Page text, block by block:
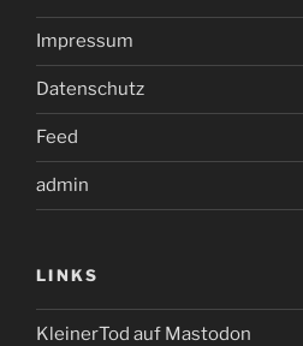
Impressum
Datenschutz
Feed
admin
LINKS
KleinerTod auf Mastodon